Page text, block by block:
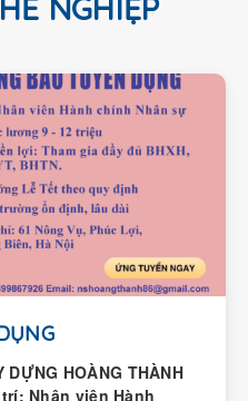
HOÀNG THÀNH
trí: Nhân viên Hành